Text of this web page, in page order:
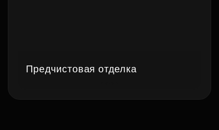
Предчистовая отделка